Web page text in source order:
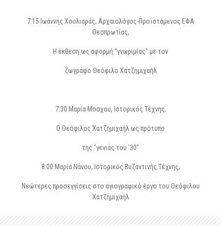
7:15 Ιωάννης Χουλιαράς, Αρχαιολόγος-Προϊστάμενος ΕΦΑ
Θεσπρωτίας,
Η έκθεση ως αφορμή "γνωριμίας" με τον
ζωγράφο Θεόφιλο Χατζημιχαήλ
7:30 Μαρία Μόσχου, Ιστορικός Τέχνης,
Ο Θεόφιλος Χατζημιχαήλ ως πρότυπο
της "γενιάς του '30"
8:00 Μαρία Νάνου, Ιστορικός Βυζαντινής Τέχνης,
Νεώτερες προσεγγίσεις στο αγιογραφικό έργο του Θεόφιλου
Χατζημιχαήλ